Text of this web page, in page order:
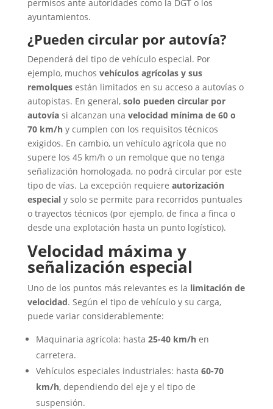
permisos ante autoridades como la DGT o los
ayuntamientos.
¿Pueden circular por autovía?
Dependerá del tipo de vehículo especial. Por
ejemplo, muchos vehículos agrícolas y sus
remolquesestán limitados en su acceso a autovías o
autopistas. En general, solo pueden circular por
autovíasi alcanzan una velocidad mínima de 60 o
70 km/hy cumplen con los requisitos técnicos
exigidos. En cambio, un vehículo agrícola que no
supere los 45 km/h o un remolque que no tenga
señalización homologada, no podrá circular por este
tipo de vías. La excepción requiere autorización
especialy solo se permite para recorridos puntuales
o trayectos técnicos (por ejemplo, de finca a finca o
desde una explotación hasta un punto logístico).
Velocidad máxima y
señalización especial
Uno de los puntos más relevantes es la limitación de
velocidad. Según el tipo de vehículo y su carga,
puede variar considerablemente:
Maquinaria agrícola: hasta 25-40 km/hen
carretera.
Vehículos especiales industriales: hasta 60-70
km/h, dependiendo del eje y el tipo de
suspensión.